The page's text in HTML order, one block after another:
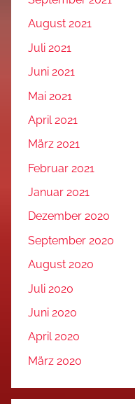
August 2021
Juli 2021
Juni 2021
Mai 2021
April 2021
März 2021
Februar 2021
Januar 2021
Dezember 2020
September 2020
August 2020
Juli 2020
Juni 2020
April 2020
März 2020